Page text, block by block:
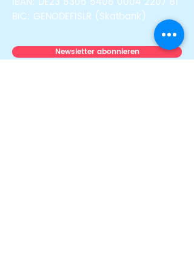
BIC: GENODEF1SLR (Skatbank)
Newsletter abonnieren